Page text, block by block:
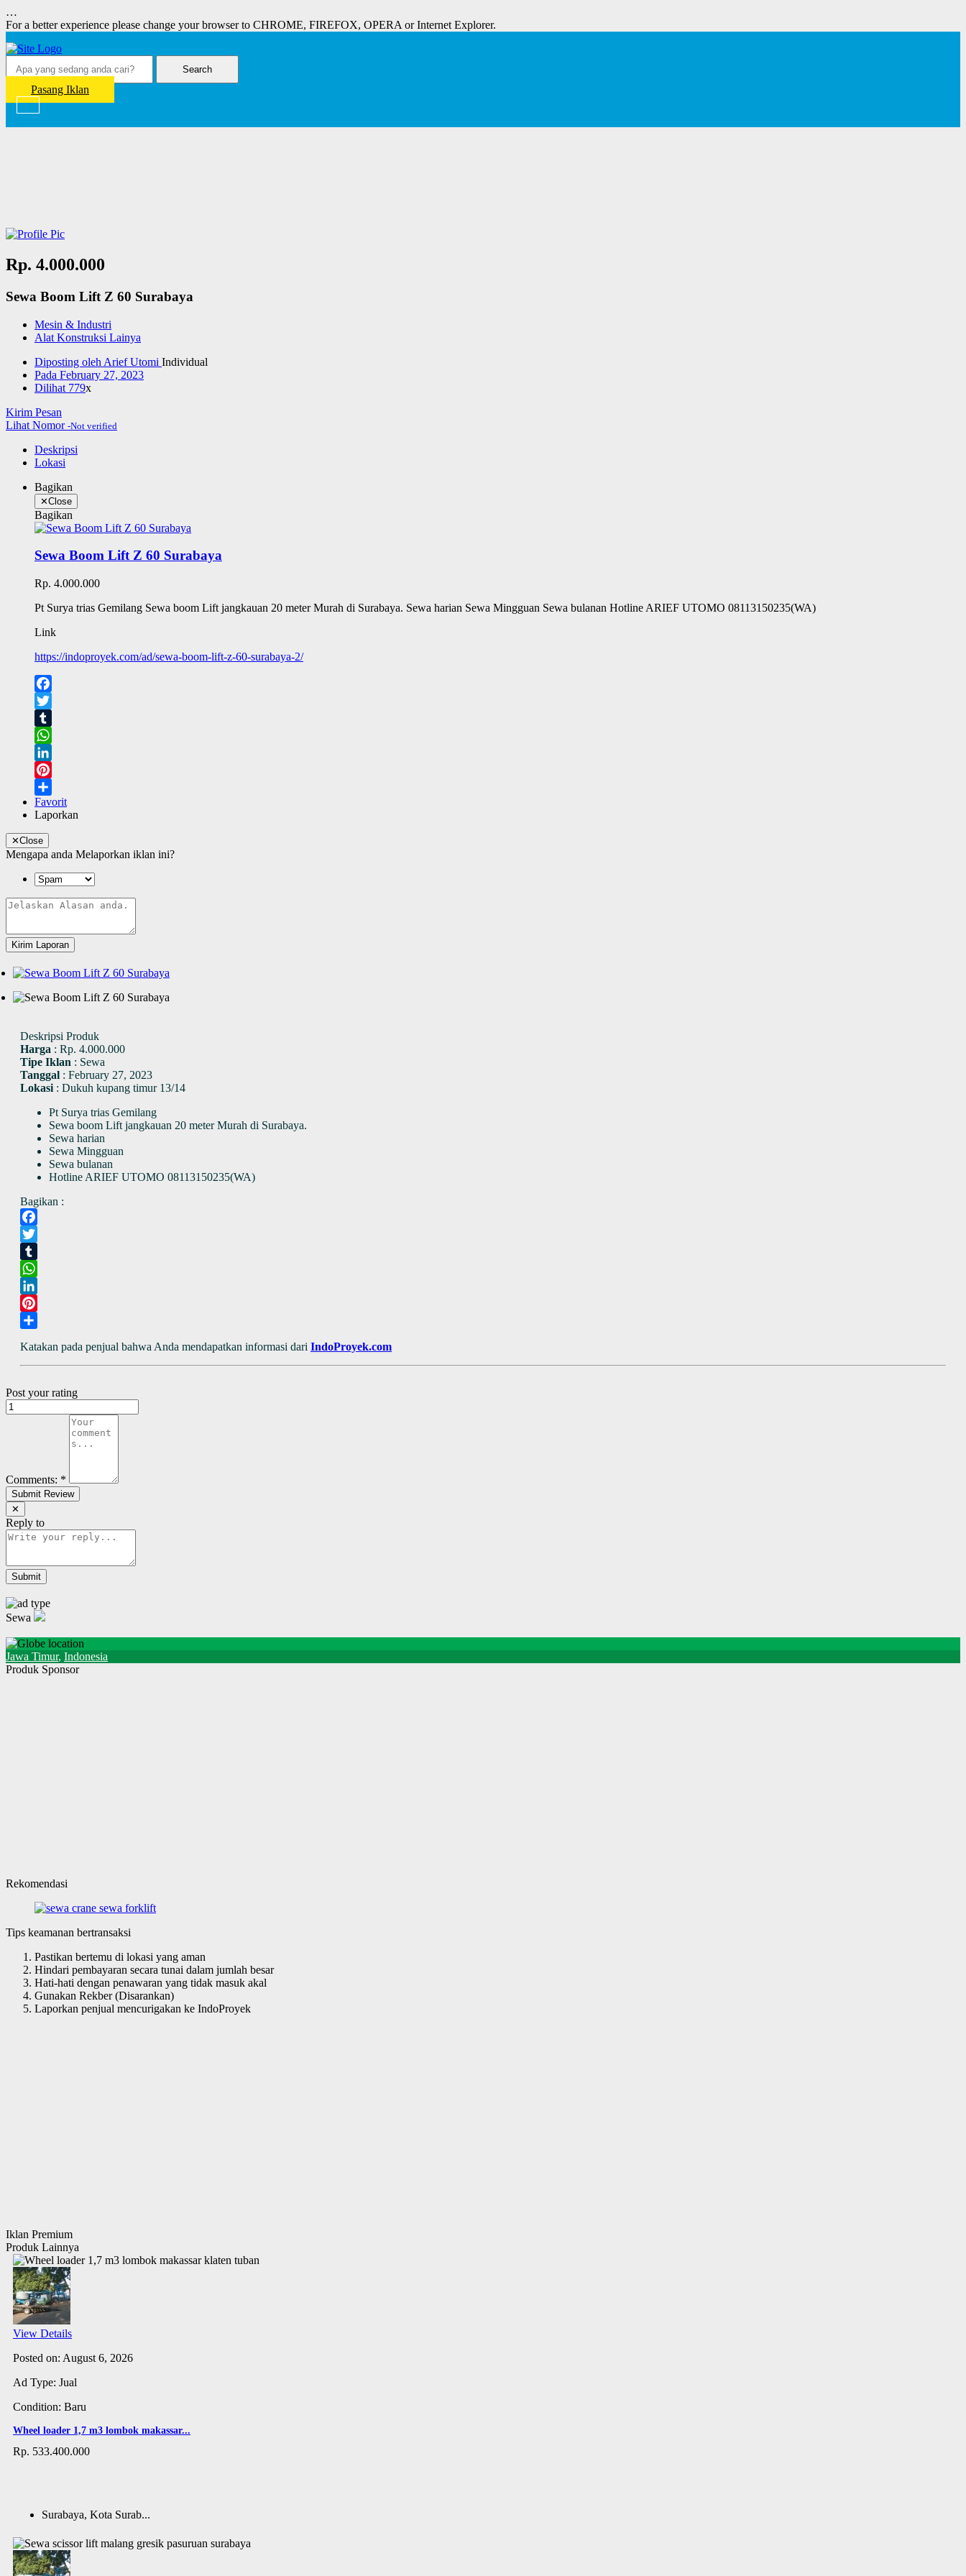
…
For a better experience please change your browser to CHROME, FIREFOX, OPERA or Internet Explorer.
Search
Pasang Iklan
Rp. 4.000.000
Sewa Boom Lift Z 60 Surabaya
Mesin & Industri
Alat Konstruksi Lainya
Diposting oleh Arief Utomi Individual
Pada February 27, 2023
Dilihat 779x
Kirim Pesan
Lihat Nomor -Not verified
Deskripsi
Lokasi
Bagikan
✕Close
Bagikan
Sewa Boom Lift Z 60 Surabaya
Rp. 4.000.000
Pt Surya trias Gemilang Sewa boom Lift jangkauan 20 meter Murah di Surabaya. Sewa harian Sewa Mingguan Sewa bulanan Hotline ARIEF UTOMO 08113150235(WA)
Link
https://indoproyek.com/ad/sewa-boom-lift-z-60-surabaya-2/
Facebook
Twitter
Tumblr
WhatsApp
LinkedIn
Pinterest
Share
Favorit
Laporkan
✕Close
Mengapa anda Melaporkan iklan ini?
Kirim Laporan
Deskripsi Produk
Harga : Rp. 4.000.000
Tipe Iklan : Sewa
Tanggal : February 27, 2023
Lokasi : Dukuh kupang timur 13/14
Pt Surya trias Gemilang
Sewa boom Lift jangkauan 20 meter Murah di Surabaya.
Sewa harian
Sewa Mingguan
Sewa bulanan
Hotline ARIEF UTOMO 08113150235(WA)
Bagikan :
Facebook
Twitter
Tumblr
WhatsApp
LinkedIn
Pinterest
Katakan pada penjual bahwa Anda mendapatkan informasi dari IndoProyek.com
Post your rating
Comments: *
✕
Reply to
Sewa
Jawa Timur, Indonesia
Produk Sponsor
Rekomendasi
Tips keamanan bertransaksi
Pastikan bertemu di lokasi yang aman
Hindari pembayaran secara tunai dalam jumlah besar
Hati-hati dengan penawaran yang tidak masuk akal
Gunakan Rekber (Disarankan)
Laporkan penjual mencurigakan ke IndoProyek
Iklan Premium
Produk Lainnya
View Details
Posted on: August 6, 2026
Ad Type: Jual
Condition: Baru
Wheel loader 1,7 m3 lombok makassar...
Rp. 533.400.000
Surabaya, Kota Surab...